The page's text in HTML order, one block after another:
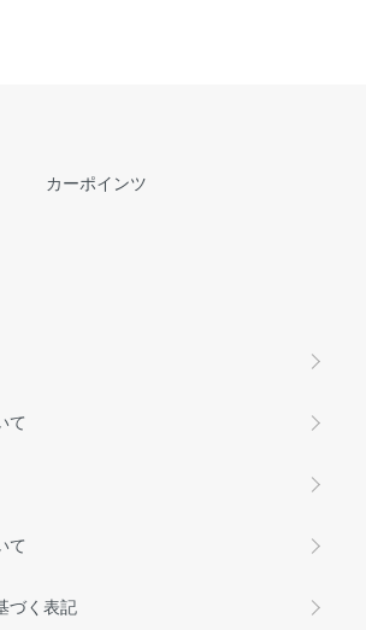
カーポインツ
て
て
づく表記